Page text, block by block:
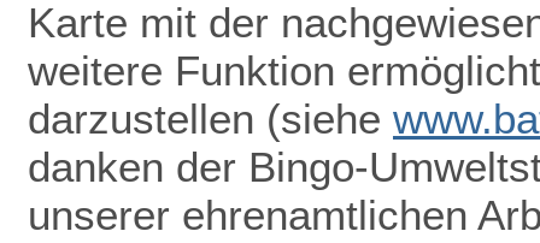
Karte mit der
weitere Funktion
darzustellen (siehe
danken der Bingo-
unserer ehrenamtlichen